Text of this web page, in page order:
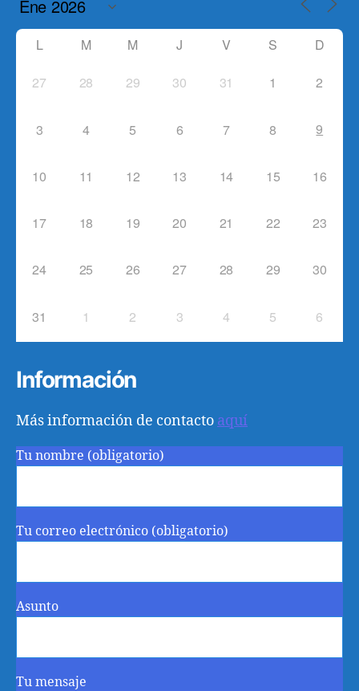
L M M J V S D
27 28 29 30 31 1 2
3 4 5 6 7 8 9
10 11 12 13 14 15 16
17 18 19 20 21 22 23
24 25 26 27 28 29 30
31 1 2 3 4 5 6
Información
Más información de contacto aquí
Tu nombre (obligatorio)
Tu correo electrónico (obligatorio)
Asunto
Tu mensaje